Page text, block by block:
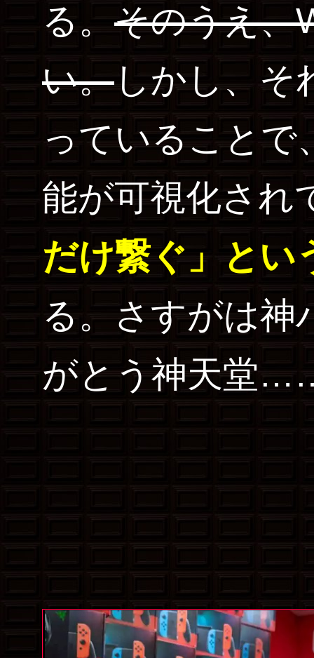
る。 そのうえ、
い。しかし、そ
っていることで
能が可視化され
だけ繋ぐ」とい
る。さすがは神
がとう神天堂